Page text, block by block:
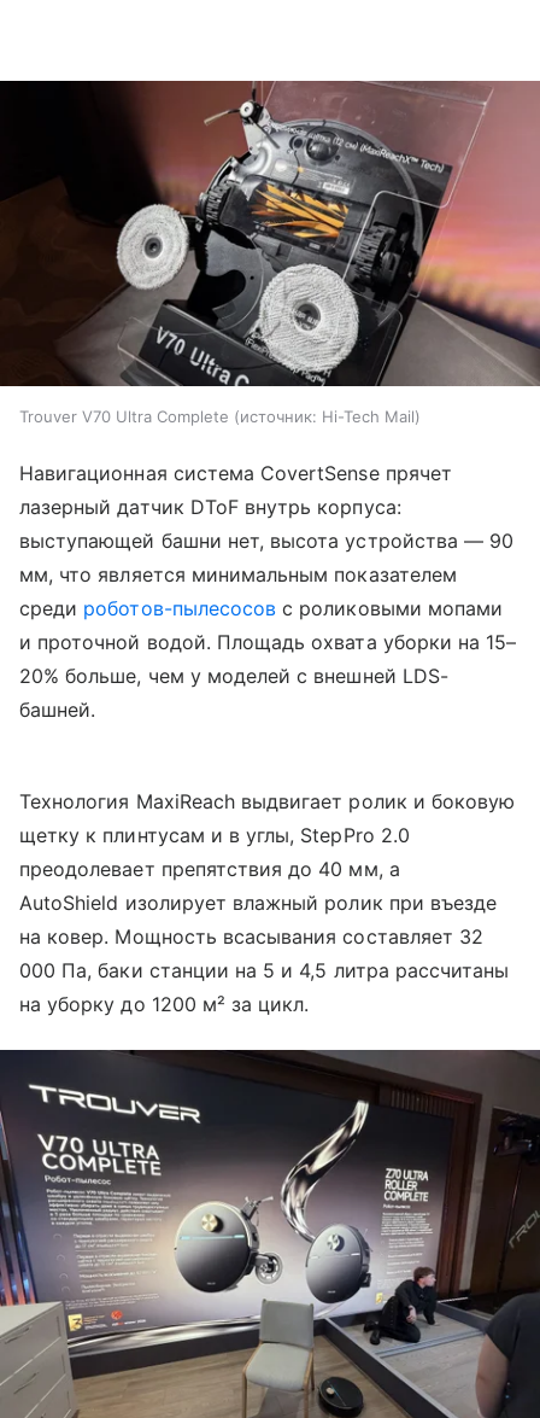
Trouver V70 Ultra Complete источник: Hi-Tech Mail
Навигационная система CovertSense прячет
лазерный датчик DToF внутрь корпуса:
выступающей башни нет, высота устройства — 90
мм, что является минимальным показателем
среди роботов-пылесосов с роликовыми мопами
и проточной водой. Площадь охвата уборки на 15–
20% больше, чем у моделей с внешней LDS-
башней.
Технология MaxiReach выдвигает ролик и боковую
щетку к плинтусам и в углы, StepPro 2.0
преодолевает препятствия до 40 мм, а
AutoShield изолирует влажный ролик при въезде
на ковер. Мощность всасывания составляет 32
000 Па, баки станции на 5 и 4,5 литра рассчитаны
на уборку до 1200 м² за цикл.